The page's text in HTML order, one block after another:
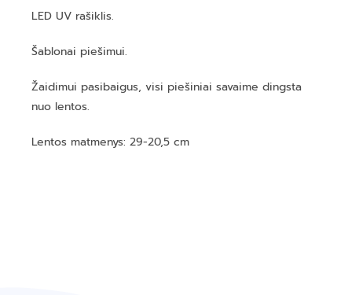
LED UV rašiklis.
Šablonai piešimui.
Žaidimui pasibaigus, visi piešiniai savaime dingsta
nuo lentos.
Lentos matmenys: 29-20,5 cm